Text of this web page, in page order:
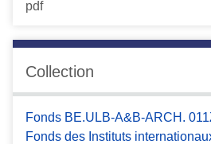
Collection
Fonds BE.ULB-A&B-ARCH.
Fonds des Instituts